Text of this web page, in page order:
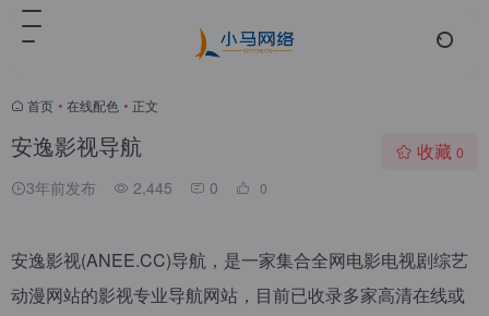
首页 • 在线配色 • 正文
安逸影视导航
3年前发布 2,445 0 0
收藏 0
安逸影视(ANEE.CC)导航，是一家集合全网电影电视剧综艺
动漫网站的影视专业导航网站，目前已收录多家高清在线或